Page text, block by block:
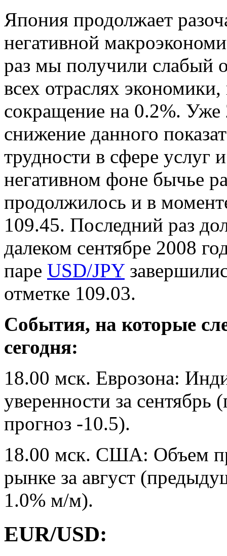
Япония продолжает
негативной
раз мы получили слабый
всех отраслях
сокращение на 0.2%. Уже
снижение данного
трудности в сфере услуг
негативном фоне бычье
продолжилось и в
109.45. Последний раз
далеком сентябре 2008
паре USD/JPY
отметке 109.03.
События, на которые
сегодня:
18.00 мск. Еврозона:
уверенности за
прогноз -10.5).
18.00 мск. США: Объем
рынке за август
1.0% м/м).
EUR/USD: